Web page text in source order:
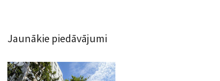
Jaunākie piedāvājumi